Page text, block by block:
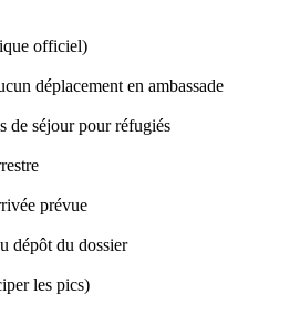
officiel)
déplacement en ambassade
de séjour pour réfugiés
prévue
dépôt du dossier
les pics)